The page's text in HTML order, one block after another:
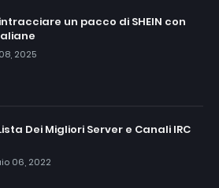
un pacco di SHEIN con
2025
Dei Migliori Server e Canali IRC
06, 2022